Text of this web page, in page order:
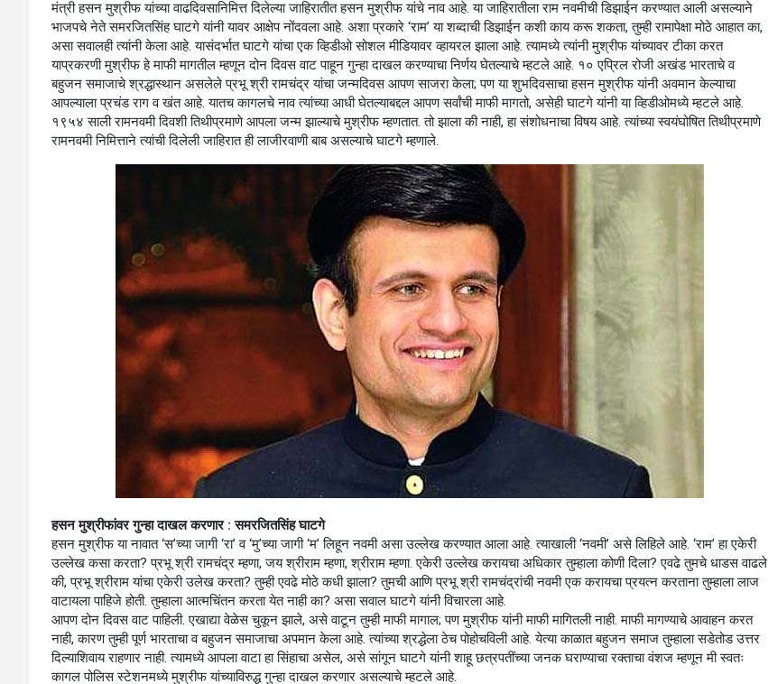
मंत्री हसन मुश्रीफ यांच्या वाढदिवसानिमित्त दिलेल्या जाहिरातीत हसन मुश्रीफ यांचे नाव आहे. या जाहिरातीला राम नवमीची डिझाईन करण्यात आली असल्याने
भाजपचे नेते समरजितसिंह घाटगे यांनी यावर आक्षेप नोंदवला आहे. अशा प्रकारे ‘राम’ या शब्दाची डिझाईन कशी काय करू शकता, तुम्ही रामापेक्षा मोठे आहात का,
असा सवालही त्यांनी केला आहे. यासंदर्भात घाटगे यांचा एक व्हिडीओ सोशल मीडियावर व्हायरल झाला आहे. त्यामध्ये त्यांनी मुश्रीफ यांच्यावर टीका करत
याप्रकरणी मुश्रीफ हे माफी मागतील म्हणून दोन दिवस वाट पाहून गुन्हा दाखल करण्याचा निर्णय घेतल्याचे म्हटले आहे. १० एप्रिल रोजी अखंड भारताचे व
बहुजन समाजाचे श्रद्धास्थान असलेले प्रभू श्री रामचंद्र यांचा जन्मदिवस आपण साजरा केला; पण या शुभदिवसाचा हसन मुश्रीफ यांनी अवमान केल्याचा
आपल्याला प्रचंड राग व खंत आहे. यातच कागलचे नाव त्यांच्या आधी घेतल्याबद्दल आपण सर्वांची माफी मागतो, असेही घाटगे यांनी या व्हिडीओमध्ये म्हटले आहे.
१९५४ साली रामनवमी दिवशी तिथीप्रमाणे आपला जन्म झाल्याचे मुश्रीफ म्हणतात. तो झाला की नाही, हा संशोधनाचा विषय आहे. त्यांच्या स्वयंघोषित तिथीप्रमाणे
रामनवमी निमित्ताने त्यांची दिलेली जाहिरात ही लाजीरवाणी बाब असल्याचे घाटगे म्हणाले.
हसन मुश्रीफांवर गुन्हा दाखल करणार : समरजितसिंह घाटगे
हसन मुश्रीफ या नावात ‘स’च्या जागी ‘रा’ व ‘मु’च्या जागी ‘म’ लिहून नवमी असा उल्लेख करण्यात आला आहे. त्याखाली ‘नवमी’ असे लिहिले आहे. ‘राम’ हा एकेरी
उल्लेख कसा करता? प्रभू श्री रामचंद्र म्हणा, जय श्रीराम म्हणा, श्रीराम म्हणा. एकेरी उल्लेख करायचा अधिकार तुम्हाला कोणी दिला? एवढे तुमचे धाडस वाढले
की, प्रभू श्रीराम यांचा एकेरी उलेख करता? तुम्ही एवढे मोठे कधी झाला? तुमची आणि प्रभू श्री रामचंद्रांची नवमी एक करायचा प्रयत्न करताना तुम्हाला लाज
वाटायला पाहिजे होती. तुम्हाला आत्मचिंतन करता येत नाही का? असा सवाल घाटगे यांनी विचारला आहे.
आपण दोन दिवस वाट पाहिली. एखाद्या वेळेस चुकून झाले, असे वाटून तुम्ही माफी मागाल; पण मुश्रीफ यांनी माफी मागितली नाही. माफी मागण्याचे आवाहन करत
नाही, कारण तुम्ही पूर्ण भारताचा व बहुजन समाजाचा अपमान केला आहे. त्यांच्या श्रद्धेला ठेच पोहोचविली आहे. येत्या काळात बहुजन समाज तुम्हाला सडेतोड उत्तर
दिल्याशिवाय राहणार नाही. त्यामध्ये आपला वाटा हा सिंहाचा असेल, असे सांगून घाटगे यांनी शाहू छत्रपतींच्या जनक घराण्याचा रक्ताचा वंशज म्हणून मी स्वतः
कागल पोलिस स्टेशनमध्ये मुश्रीफ यांच्याविरुद्ध गुन्हा दाखल करणार असल्याचे म्हटले आहे.